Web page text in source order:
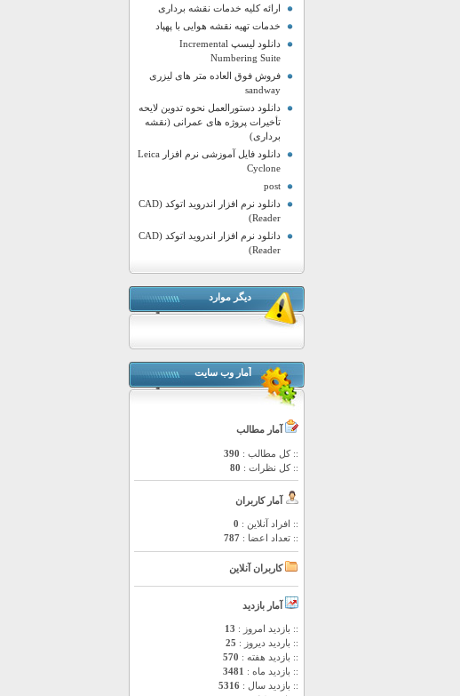
ارائه کلیه خدمات نقشه برداری
خدمات تهیه نقشه هوایی با پهپاد
دانلود لیسپ Incremental
Numbering Suite
فروش فوق العاده متر های لیزری
sandway
دانلود دستورالعمل نحوه تدوین لایحه
تأخیرات پروژه های عمرانی (نقشه
برداری)
دانلود فایل آموزشی نرم افزار Leica
Cyclone
post
دانلود نرم افزار اندروید اتوکد (CAD
Reader)
دانلود نرم افزار اندروید اتوکد (CAD
Reader)
دیگر موارد
آمار وب سایت
آمار مطالب
:: کل مطالب : 390
:: کل نظرات : 80
آمار کاربران
:: افراد آنلاین : 0
:: تعداد اعضا : 787
کاربران آنلاین
آمار بازدید
:: بازدید امروز : 13
:: باردید دیروز : 25
:: بازدید هفته : 570
:: بازدید ماه :
3481
:: بازدید سال : 5316